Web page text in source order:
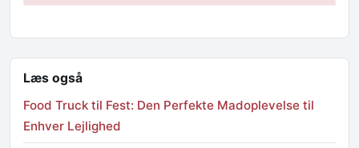
Læs også
Food Truck til Fest: Den Perfekte Madoplevelse til
Enhver Lejlighed